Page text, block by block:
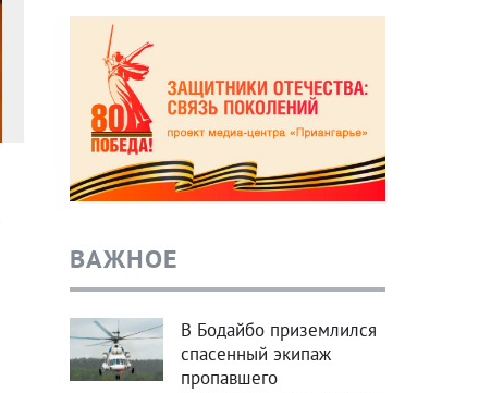
ВАЖНОЕ
В Бодайбо приземлился
спасенный экипаж
пропавшего